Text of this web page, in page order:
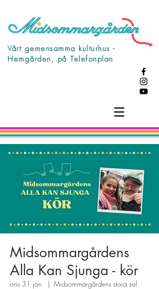
Vårt gemensamma kulturhus -
Hemgården, på Telefonplan
Midsommargårdens
Alla Kan Sjunga - kör
ons 31 jan.
  |
Midsommargårdens stora sal